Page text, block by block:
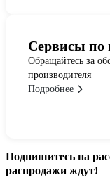
Сервисы по
Обращайтесь за
производителя
Подробнее
Подпишитесь на
распродажи ждут!